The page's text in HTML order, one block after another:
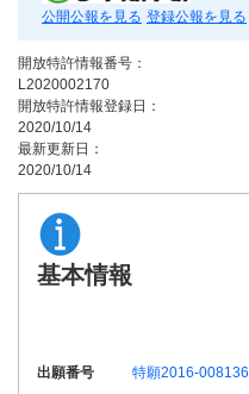
公開公報を見る 登録公報を見る
開放特許情報番号：
L2020002170
開放特許情報登録日：
2020/10/14
最新更新日：
2020/10/14
基本情報
出願番号
特願2016-008136